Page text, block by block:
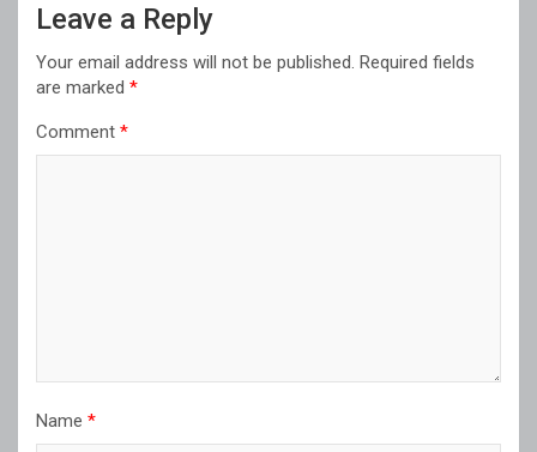
Leave a Reply
Your email address will not be published. Required fields
are marked *
Comment *
Name *